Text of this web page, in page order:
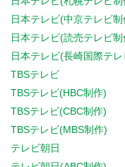
日本テレビ(中京テレビ制
日本テレビ(読売テレビ制
日本テレビ(長崎国際テ
TBSテレビ
TBSテレビ(HBC制作)
TBSテレビ(CBC制作)
TBSテレビ(MBS制作)
テレビ朝日